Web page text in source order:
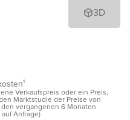
3D
Verkaufspreis oder ein Preis,
Marktstudie der Preise von
vergangenen 6 Monaten
Anfrage)